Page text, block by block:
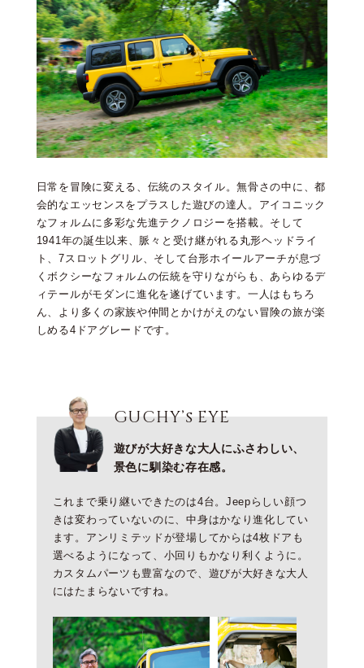
日常を冒険に変える、伝統のスタイル。無骨さの中に、都
会的なエッセンスをプラスした遊びの達人。アイコニック
なフォルムに多彩な先進テクノロジーを搭載。そして
1941年の誕生以来、脈々と受け継がれる丸形ヘッドライ
ト、7スロットグリル、そして台形ホイールアーチが息づ
くボクシーなフォルムの伝統を守りながらも、あらゆるデ
ィテールがモダンに進化を遂げています。一人はもちろ
ん、より多くの家族や仲間とかけがえのない冒険の旅が楽
しめる4ドアグレードです。
GUCHY’s EYE
遊びが大好きな大人にふさわしい、
景色に馴染む存在感。
これまで乗り継いできたのは4台。Jeepらしい顔つ
きは変わっていないのに、中身はかなり進化してい
ます。アンリミテッドが登場してからは4枚ドアも
選べるようになって、小回りもかなり利くように。
カスタムパーツも豊富なので、遊びが大好きな大人
にはたまらないですね。